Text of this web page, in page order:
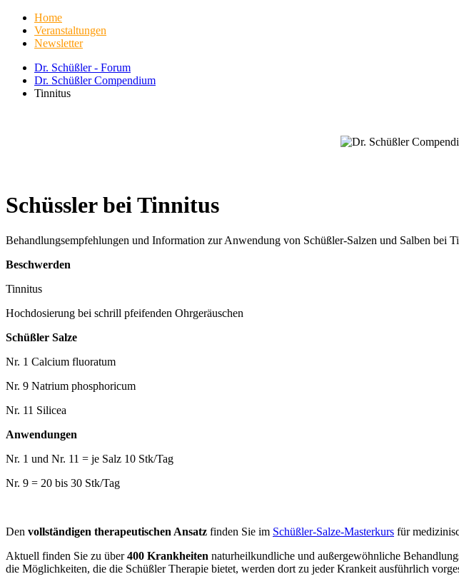
Home
Veranstaltungen
Newsletter
Dr. Schüßler - Forum
Dr. Schüßler Compendium
Tinnitus
Schüssler bei Tinnitus
Behandlungsempfehlungen und Information zur Anwendung von Schüßler-Salzen und Salben bei
Beschwerden
Tinnitus
Hochdosierung bei schrill pfeifenden Ohrgeräuschen
Schüßler Salze
Nr. 1 Calcium fluoratum
Nr. 9 Natrium phosphoricum
Nr. 11 Silicea
Anwendungen
Nr. 1 und Nr. 11 = je Salz 10 Stk/Tag
Nr. 9 = 20 bis 30 Stk/Tag
Den vollständigen therapeutischen Ansatz finden Sie im Schüßler-Salze-Masterkurs für
Aktuell finden Sie zu über400 Krankheiten naturheilkundliche und außergewöhnliche
die Möglichkeiten, die die Schüßler Therapie bietet, werden dort zu jeder Krankeit ausführlich